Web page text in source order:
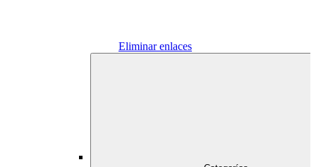
Eliminar enlaces